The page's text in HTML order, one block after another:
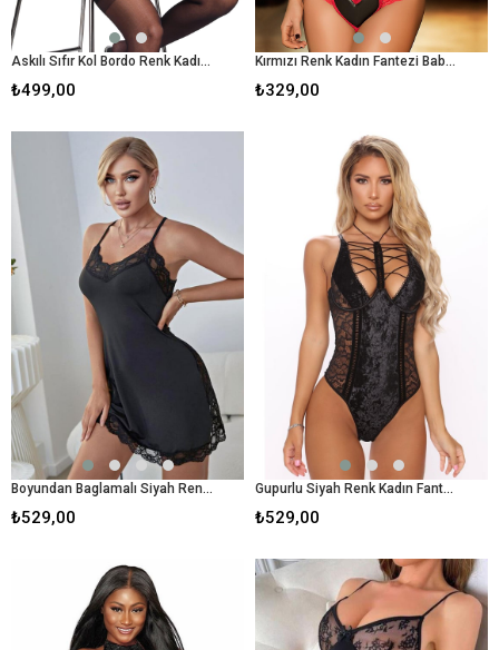
Askılı Sıfır Kol Bordo Renk Kadın Fantezi Babydoll
₺499,00
Kırmızı Renk Kadın Fantezi Babydoll
₺329,00
Boyundan Baglamalı Siyah Renk Kadın Fantezı Babydoll
₺529,00
Gupurlu Siyah Renk Kadın Fantezı Babydoll
₺529,00